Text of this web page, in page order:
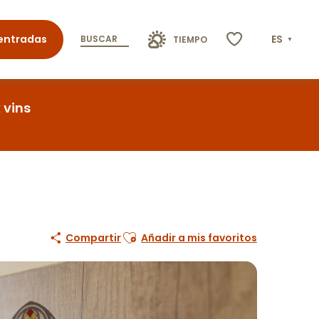
BUSCAR TIEMPO ES
vins
CompartirAjouter aux favoris
Añadir a mis favoritos